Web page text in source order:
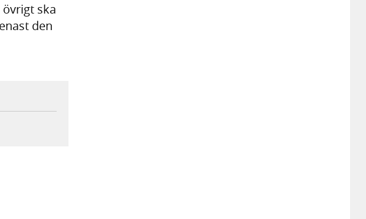
ska
den